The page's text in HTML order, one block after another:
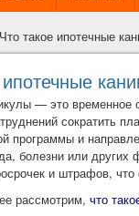
Что такое ипотечные
— это временное
сократить
программы и
болезни или
и штрафов,
рассмотрим, что